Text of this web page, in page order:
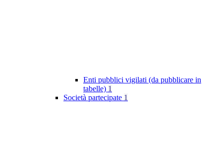
Enti pubblici vigilati (da pubblicare in
tabelle) 1
Società partecipate 1